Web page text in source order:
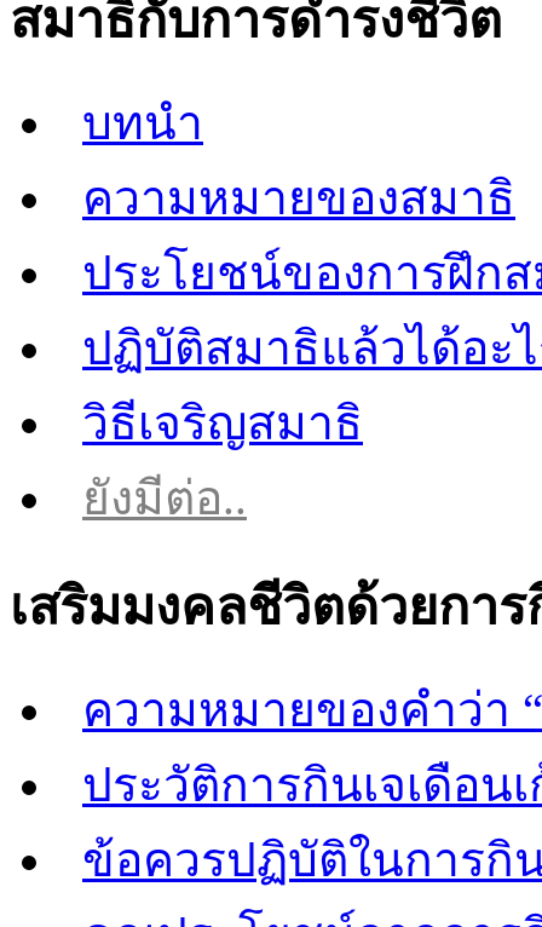
สมาธิกับการดำรงชีวิต
บทนำ
ความหมายของสมาธิ
ประโยชน์ของการฝึก
ปฏิบัติสมาธิแล้วได้อะ
วิธีเจริญสมาธิ
ยังมีต่อ..
เสริมมงคลชีวิตด้วยการ
ความหมายของคำว่า “
ประวัติการกินเจเดือน
ข้อควรปฏิบัติในการกิ